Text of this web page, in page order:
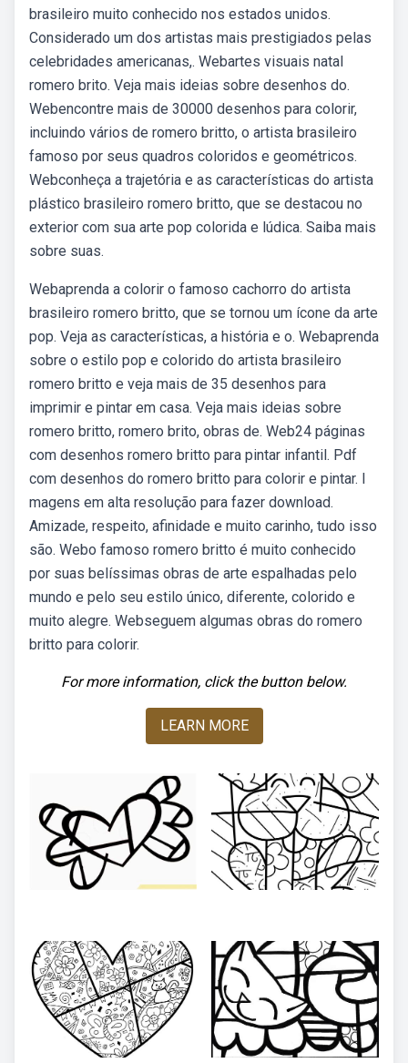
brasileiro muito conhecido nos estados unidos.
Considerado um dos artistas mais prestigiados pelas
celebridades americanas,. Webartes visuais natal
romero brito. Veja mais ideias sobre desenhos do.
Webencontre mais de 30000 desenhos para colorir,
incluindo vários de romero britto, o artista brasileiro
famoso por seus quadros coloridos e geométricos.
Webconheça a trajetória e as características do artista
plástico brasileiro romero britto, que se destacou no
exterior com sua arte pop colorida e lúdica. Saiba mais
sobre suas.
Webaprenda a colorir o famoso cachorro do artista
brasileiro romero britto, que se tornou um ícone da arte
pop. Veja as características, a história e o. Webaprenda
sobre o estilo pop e colorido do artista brasileiro
romero britto e veja mais de 35 desenhos para
imprimir e pintar em casa. Veja mais ideias sobre
romero britto, romero brito, obras de. Web24 páginas
com desenhos romero britto para pintar infantil. Pdf
com desenhos do romero britto para colorir e pintar. I
magens em alta resolução para fazer download.
Amizade, respeito, afinidade e muito carinho, tudo isso
são. Webo famoso romero britto é muito conhecido
por suas belíssimas obras de arte espalhadas pelo
mundo e pelo seu estilo único, diferente, colorido e
muito alegre. Webseguem algumas obras do romero
britto para colorir.
For more information, click the button below.
LEARN MORE